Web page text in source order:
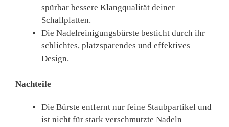
spürbar bessere Klangqualität deiner
Schallplatten.
Die Nadelreinigungsbürste besticht durch ihr
schlichtes, platzsparendes und effektives
Design.
Nachteile
Die Bürste entfernt nur feine Staubpartikel und
ist nicht für stark verschmutzte Nadeln